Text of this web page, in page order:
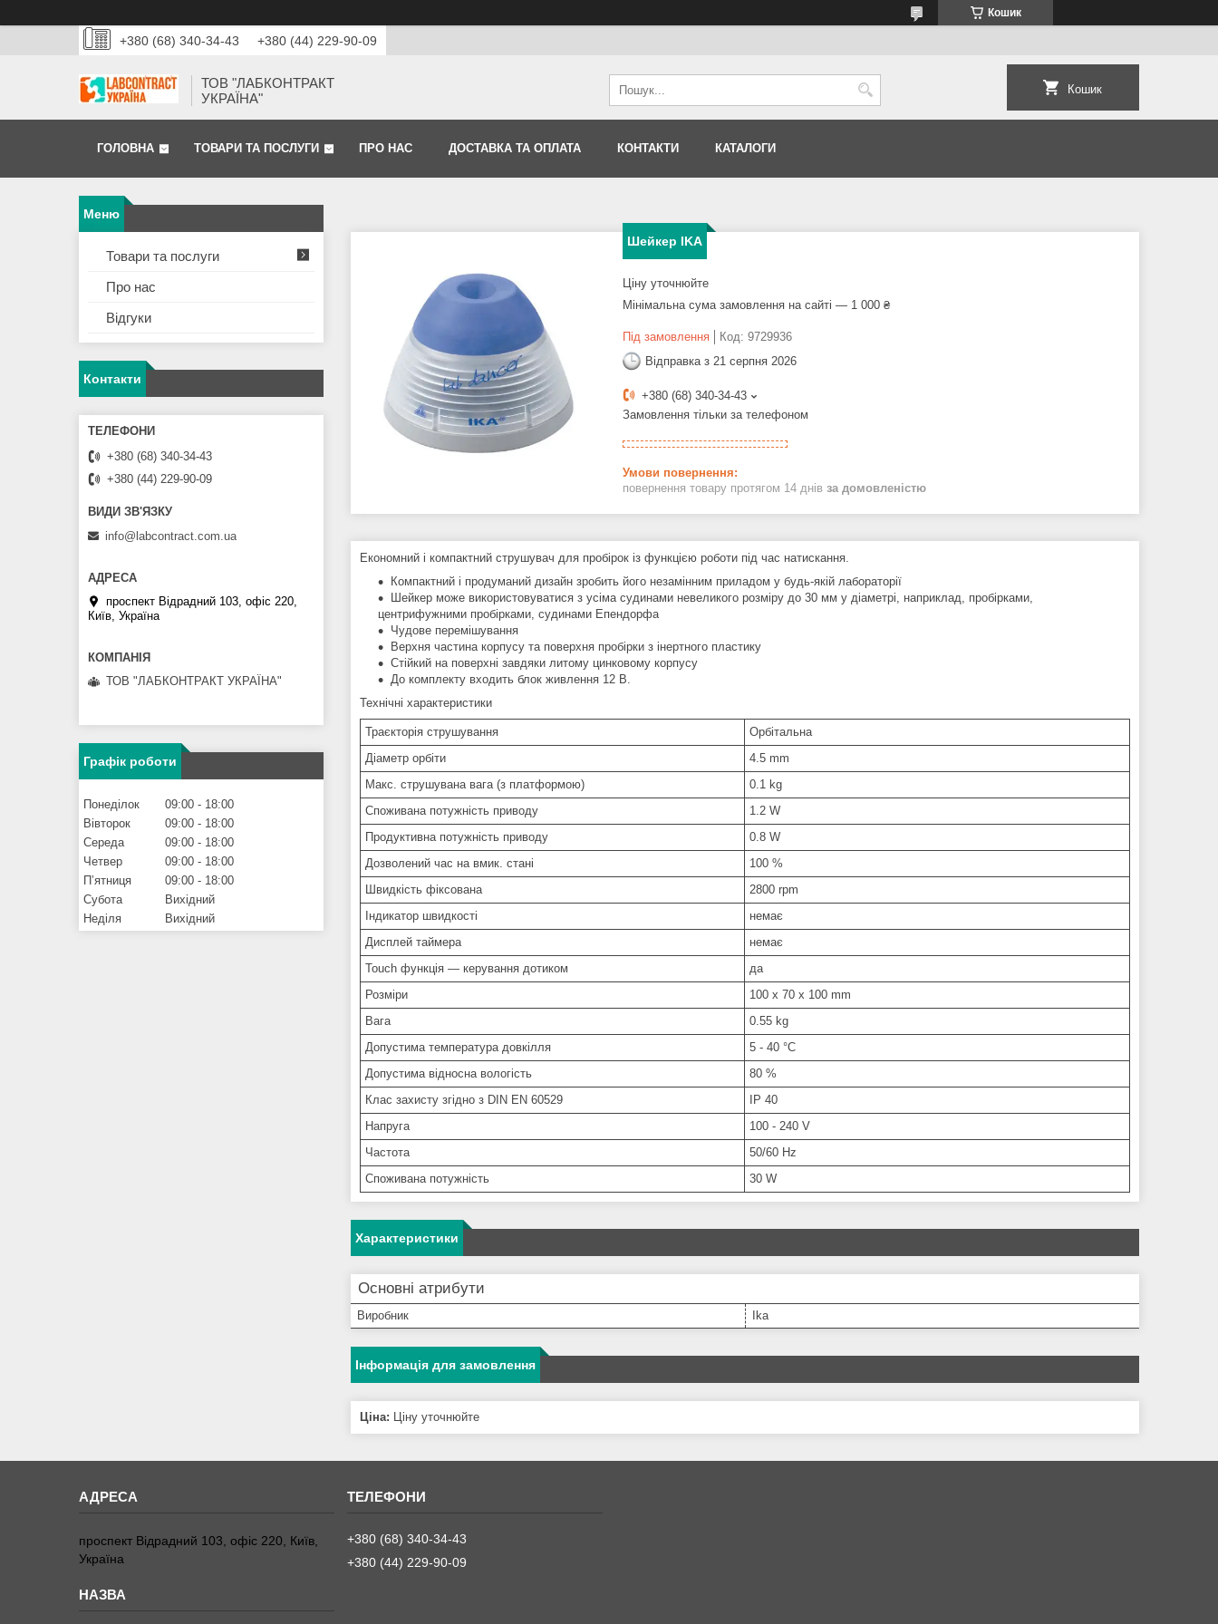
Кошик
+380 (68) 340-34-43 +380 (44) 229-90-09
ТОВ "ЛАБКОНТРАКТ
УКРАЇНА"
Кошик
ГОЛОВНА ТОВАРИ ТА ПОСЛУГИ ПРО НАС ДОСТАВКА ТА ОПЛАТА КОНТАКТИ КАТАЛОГИ
Шейкер IKA
Ціну уточнюйте
Мінімальна сума замовлення на сайті — 1 000 ₴
Під замовлення Код: 9729936
Відправка з 21 серпня 2026
+380 (68) 340-34-43
Замовлення тільки за телефоном
повернення товару протягом 14 днів за домовленістю
Економний і компактний струшувач для пробірок із функцією роботи під час натискання.
Компактний і продуманий дизайн зробить його незамінним приладом у будь-якій лабораторії
Шейкер може використовуватися з усіма судинами невеликого розміру до 30 мм у діаметрі, наприклад, пробірками,
центрифужними пробірками, судинами Епендорфа
Чудове перемішування
Верхня частина корпусу та поверхня пробірки з інертного пластику
Стійкий на поверхні завдяки литому цинковому корпусу
До комплекту входить блок живлення 12 В.
Технічні характеристики
Траєкторія струшування
Орбітальна
Діаметр орбіти
4.5 mm
Макс. струшувана вага (з платформою)
0.1 kg
Споживана потужність приводу
1.2 W
Продуктивна потужність приводу
0.8 W
Дозволений час на вмик. стані
100 %
Швидкість фіксована
2800 rpm
Індикатор швидкості
немає
Дисплей таймера
немає
Touch функція — керування дотиком
да
Розміри
100 x 70 x 100 mm
Вага
0.55 kg
Допустима температура довкілля
5 - 40 °C
Допустима відносна вологість
80 %
Клас захисту згідно з DIN EN 60529
IP 40
Напруга
100 - 240 V
Частота
50/60 Hz
Споживана потужність
30 W
Характеристики
Основні атрибути
Виробник Ika
Інформація для замовлення
Ціна: Ціну уточнюйте
Товари та послуги
Про нас
Відгуки
Контакти
+380 (68) 340-34-43
+380 (44) 229-90-09
info@labcontract.com.ua
проспект Відрадний 103, офіс 220,
Київ, Україна
ТОВ "ЛАБКОНТРАКТ УКРАЇНА"
Графік роботи
Понеділок 09:00
18:00
Вівторок
09:00
18:00
Середа
09:00
18:00
Четвер
09:00
18:00
Пʼятниця
09:00
18:00
Субота
Вихідний
Неділя
Вихідний
проспект Відрадний 103, офіс 220, Київ,
Україна
+380 (68) 340-34-43
+380 (44) 229-90-09